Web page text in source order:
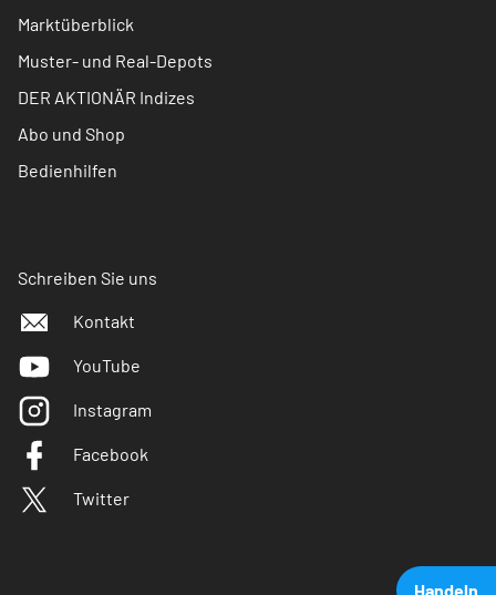
Handeln
Marktüberblick
Muster- und Real-Depots
DER AKTIONÄR Indizes
Abo und Shop
Bedienhilfen
Schreiben Sie uns
Kontakt
YouTube
Instagram
Facebook
Twitter